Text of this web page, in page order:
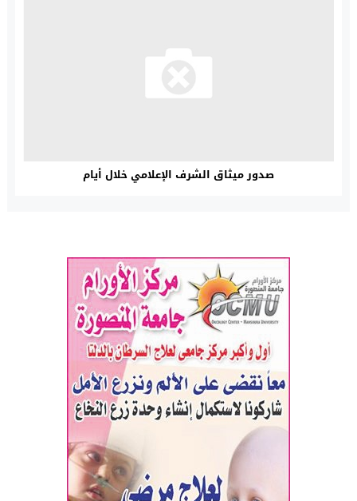
صدور ميثاق الشرف الإعلامي خلال أيام